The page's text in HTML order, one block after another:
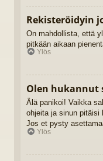
Rekisteröidyin
On mahdollista, että
pitkään aikaan
Ylös
Olen hukannut
Älä panikoi! Vaikka
ohjeita ja sinun pitäisi
Jos et pysty
Ylös